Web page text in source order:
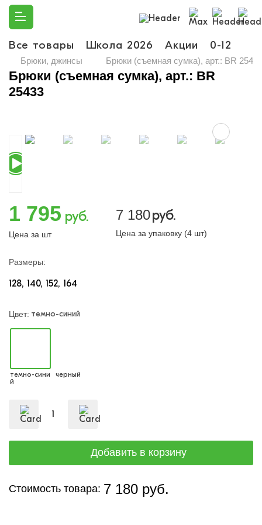
Все товары Школа 2026 Акции 0-12
Брюки, джинсы Брюки (съемная сумка), арт.: BR 25433
Брюки (съемная сумка), арт.: BR
25433
1 795 руб.
Цена за шт
7 180руб.
Цена за упаковку (4 шт)
Размеры:
128 140 152 164
Цвет: темно-синий
темно-сини
й
черный
Стоимость товара: 7 180 руб.